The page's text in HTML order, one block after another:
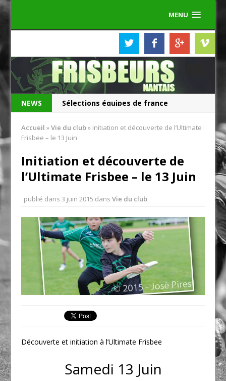
MENU
NEWS
Les Frisbeurs ont 25 ans !
Accueil »Vie du club» Initiation et découverte de l’Ultimate
Frisbee – le 13 Juin
Initiation et découverte de
l’Ultimate Frisbee – le 13 Juin
publié dans3 juin 2015 dansVie du club
Découverte et initiation à l’Ultimate Frisbee
Samedi 13 Juin